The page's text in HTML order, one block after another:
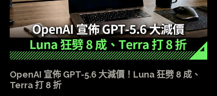
OpenAI 宣佈 GPT-5.6 大減價！Luna 狂劈 8 成、
Terra 打 8 折